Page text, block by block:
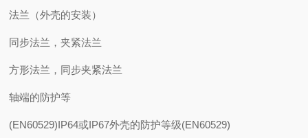
法兰（外壳的安装）
同步法兰，夹紧法兰
方形法兰，同步夹紧法兰
轴端的防护等
(EN60529)IP64或IP67外壳的防护等级(EN60529)